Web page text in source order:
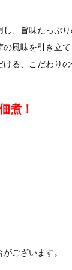
し、旨味たっぷ
風味を引き立
る、こだわり
煮！
ございます。